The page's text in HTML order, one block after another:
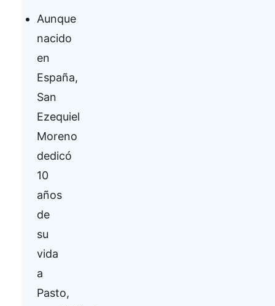
Aunque
nacido
en
España,
San
Ezequiel
Moreno
dedicó
10
años
de
su
vida
a
Pasto,